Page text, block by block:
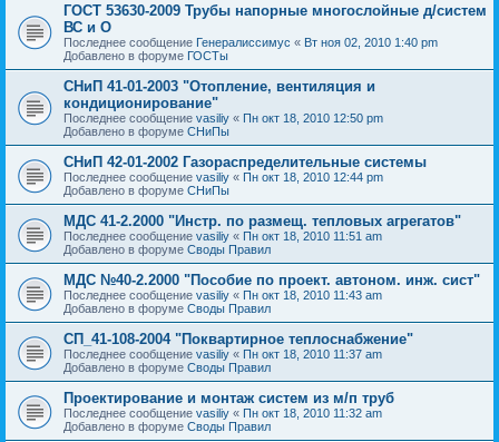
ГОСТ 53630-2009 Трубы напорные многослойные д/систем
ВС и О
Последнее сообщение Генералиссимус « Вт ноя 02, 2010 1:40 pm
Добавлено в форуме ГОСТы
СНиП 41-01-2003 "Отопление, вентиляция и
кондиционирование"
Последнее сообщение vasiliy « Пн окт 18, 2010 12:50 pm
Добавлено в форуме СНиПы
СНиП 42-01-2002 Газораспределительные системы
Последнее сообщение vasiliy « Пн окт 18, 2010 12:44 pm
Добавлено в форуме СНиПы
МДС 41-2.2000 "Инстр. по размещ. тепловых агрегатов"
Последнее сообщение vasiliy « Пн окт 18, 2010 11:51 am
Добавлено в форуме Своды Правил
МДС №40-2.2000 "Пособие по проект. автоном. инж. сист"
Последнее сообщение vasiliy « Пн окт 18, 2010 11:43 am
Добавлено в форуме Своды Правил
СП_41-108-2004 "Поквартирное теплоснабжение"
Последнее сообщение vasiliy « Пн окт 18, 2010 11:37 am
Добавлено в форуме Своды Правил
Проектирование и монтаж систем из м/п труб
Последнее сообщение vasiliy « Пн окт 18, 2010 11:32 am
Добавлено в форуме Своды Правил